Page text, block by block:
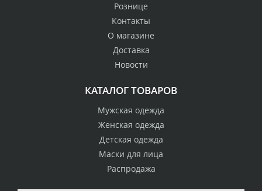
Рознице
Контакты
О магазине
Доставка
Новости
КАТАЛОГ ТОВАРОВ
Мужская одежда
Женская одежда
Детская одежда
Маски для лица
Распродажа